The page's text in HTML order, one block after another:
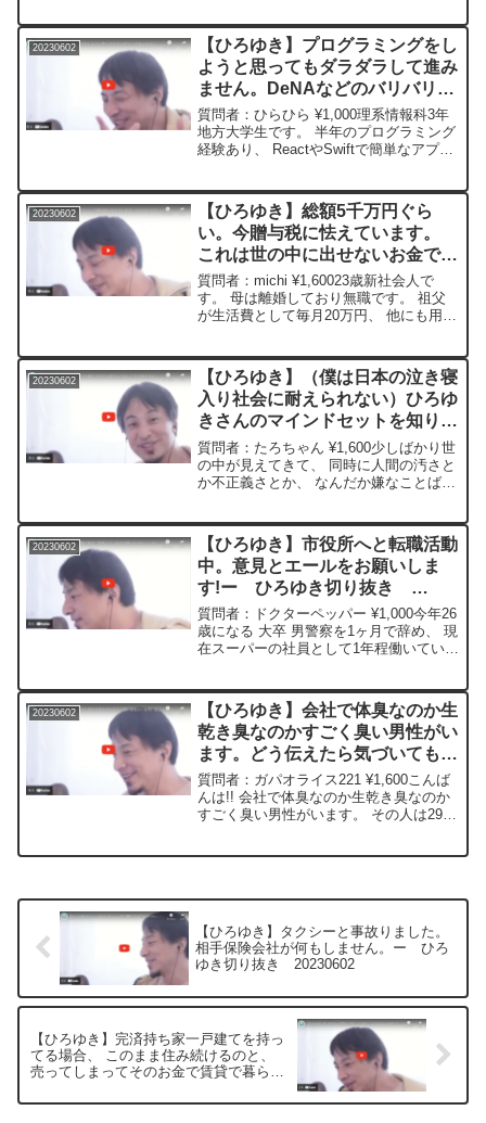
たのに、 入所したとたん色々請求さ...
20230602
【ひろゆき】プログラミングをし
ようと思ってもダラダラして進み
ません。DeNAなどのバリバリ自
社開発には向いていないですか?
ー ひろゆき切り抜き
20230602
質問者：ひらひら ¥1,000理系情報科3年
地方大学生です。 半年のプログラミング
経験あり、 ReactやSwiftで簡単なアプリ
信会社などのインターンに複数...
20230602
【ひろゆき】総額5千万円ぐら
い。今贈与税に怯えています。
これは世の中に出せないお金でし
ょうか?投資を始めるために口座
に入金したいです。 良い考えは
ありますか?ー ひろゆき切り抜
質問者：michi ¥1,60023歳新社会人で
す。 母は離婚しており無職です。 祖父
が生活費として毎月20万円、 他にも用が
駄遣いせず100万円単位でタンス預金し...
20230602
【ひろゆき】（僕は日本の泣き寝
入り社会に耐えられない）ひろゆ
きさんのマインドセットを知りた
いですー ひろゆき切り抜き
20230602
質問者：たろちゃん ¥1,600少しばかり世
の中が見えてきて、 同時に人間の汚さと
か不正義さとか、 なんだか嫌なことばか
所も自民党も不誠実な対応だと思ってし
まいます。...
20230602
【ひろゆき】市役所へと転職活動
中。意見とエールをお願いしま
す!ー ひろゆき切り抜き
20230602
質問者：ドクターペッパー ¥1,000今年26
歳になる 大卒 男警察を1ヶ月で辞め、 現
在スーパーの社員として1年程働いている
を続けながら公務員講座に通い、 1~2年
後...
20230602
【ひろゆき】会社で体臭なのか生
乾き臭なのかすごく臭い男性がい
ます。どう伝えたら気づいてもら
えて改善してくれると思います
か? ー ひろゆき切り抜き
20230602
質問者：ガパオライス221 ¥1,600こんば
んは!! 会社で体臭なのか生乾き臭なのか
すごく臭い男性がいます。 その人は29
【ひろゆき】タクシーと事故りました。
相手保険会社が何もしません。ー ひろ
ゆき切り抜き 20230602
【ひろゆき】完済持ち家一戸建てを持っ
てる場合、 このまま住み続けるのと、
売ってしまってそのお金で賃貸で暮らす
切り抜き 20230602